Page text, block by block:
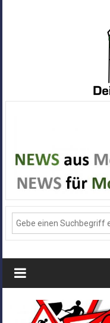
Alle
News
aus
Deiner
Stadt
Monheim